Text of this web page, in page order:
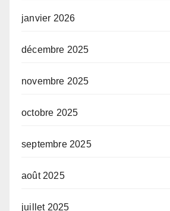
janvier 2026
décembre 2025
novembre 2025
octobre 2025
septembre 2025
août 2025
juillet 2025